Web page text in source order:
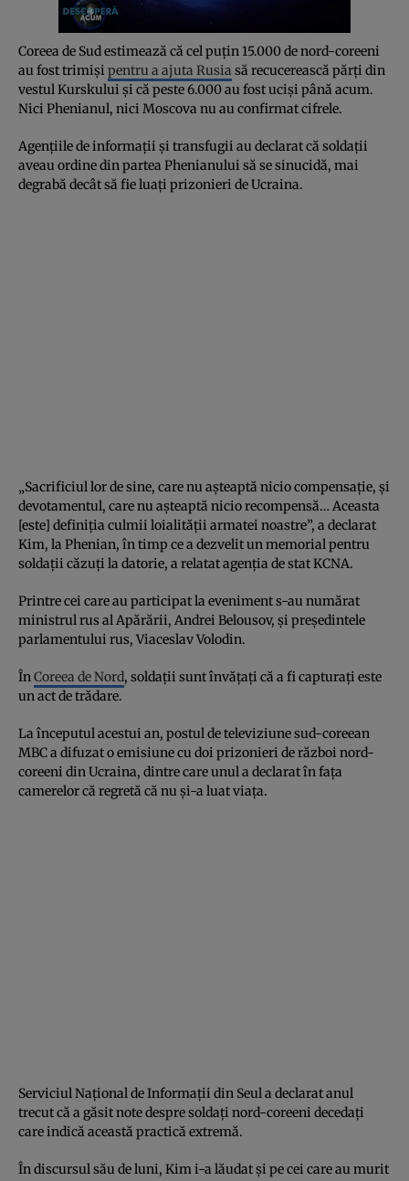
Coreea de Sud estimează că cel puțin 15.000 de nord-coreeni
au fost trimiși pentru a ajuta Rusia să recucerească părți din
vestul Kurskului și că peste 6.000 au fost uciși până acum.
Nici Phenianul, nici Moscova nu au confirmat cifrele.
Agențiile de informații și transfugii au declarat că soldații
aveau ordine din partea Phenianului să se sinucidă, mai
degrabă decât să fie luați prizonieri de Ucraina.
„Sacrificiul lor de sine, care nu așteaptă nicio compensație, și
devotamentul, care nu așteaptă nicio recompensă… Aceasta
[este] definiția culmii loialității armatei noastre”, a declarat
Kim, la Phenian, în timp ce a dezvelit un memorial pentru
soldații căzuți la datorie, a relatat agenția de stat KCNA.
Printre cei care au participat la eveniment s-au numărat
ministrul rus al Apărării, Andrei Belousov, și președintele
parlamentului rus, Viaceslav Volodin.
ÎnCoreea de Nord, soldații sunt învățați că a fi capturați este
un act de trădare.
La începutul acestui an, postul de televiziune sud-coreean
MBC a difuzat o emisiune cu doi prizonieri de război nord-
coreeni din Ucraina, dintre care unul a declarat în fața
camerelor că regretă că nu și-a luat viața.
Serviciul Național de Informații din Seul a declarat anul
trecut că a găsit note despre soldați nord-coreeni decedați
care indică această practică extremă.
În discursul său de luni, Kim i-a lăudat și pe cei care au murit